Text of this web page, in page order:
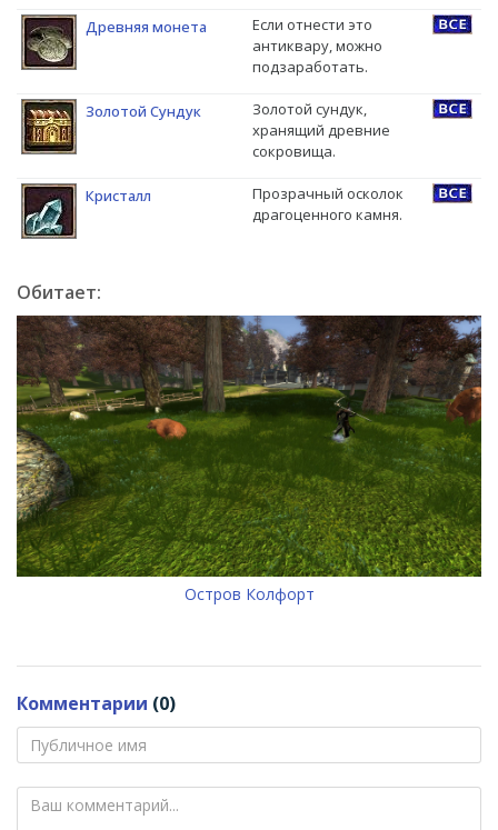
Древняя монета
Если отнести это
антиквару, можно
подзаработать.
Золотой Сундук
Золотой сундук,
хранящий древние
сокровища.
Кристалл
Прозрачный осколок
драгоценного камня.
Обитает:
Остров Колфорт
Комментарии (0)